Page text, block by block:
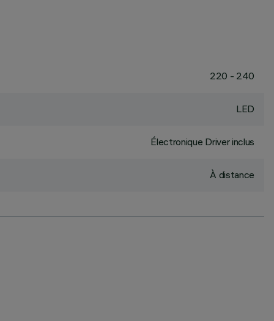
220 - 240
LED
Électronique Driver inclus
À distance